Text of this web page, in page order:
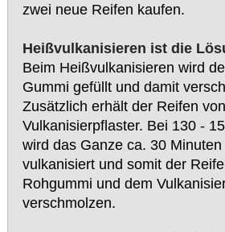
zwei neue Reifen kaufen.
Heißvulkanisieren ist die
Beim Heißvulkanisieren wird
Gummi gefüllt und damit
Zusätzlich erhält der Reifen
Vulkanisierpflaster. Bei 130 -
wird das Ganze ca. 30 Minuten
vulkanisiert und somit der
Rohgummi und dem
verschmolzen.